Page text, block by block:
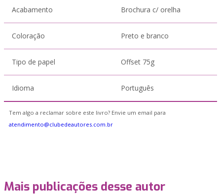
Acabamento Brochura c/ orelha
Coloração Preto e branco
Tipo de papel Offset 75g
Idioma Português
Tem algo a reclamar sobre este livro? Envie um email para
atendimento@clubedeautores.com.br
Mais publicações desse autor